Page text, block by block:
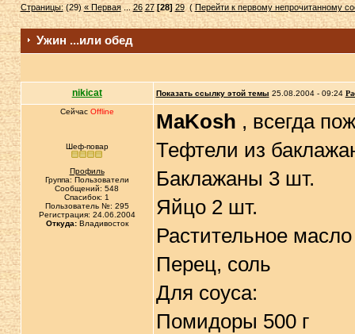
Страницы:(29)« Первая...26 27 [28] 29(Перейти к первому непрочитанному
Ужин ...или обед
nikicat Показать ссылку этой темы 25.08.2004 - 09:24
Сейчас Offline
Шеф-повар
Профиль
Группа: Пользователи
Сообщений: 548
Спасибок: 1
Пользователь №: 295
Регистрация: 24.06.2004
Откуда:Владивосток
MaKosh , всегда
Тефтели из
Баклажаны 3 шт.
Яйцо 2 шт.
Растительное
Перец, соль
Для соуса:
Помидоры 500 г